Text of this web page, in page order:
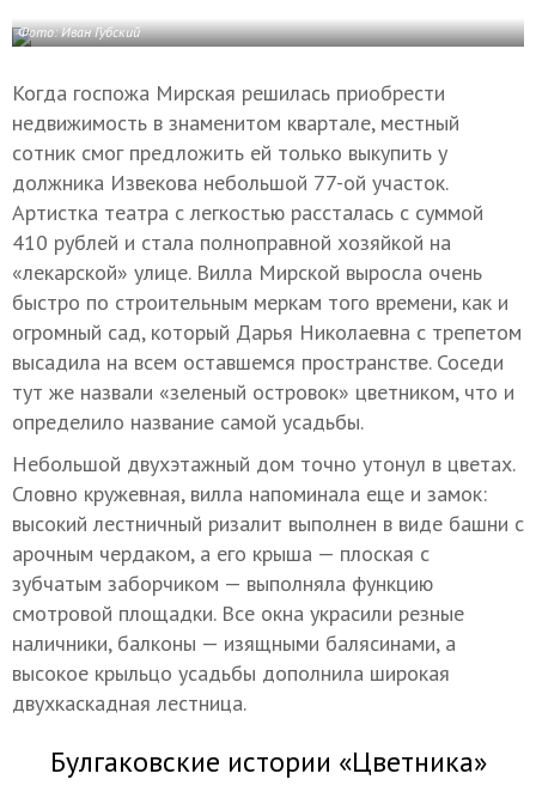
Фото: Иван Губский
Когда госпожа Мирская решилась приобрести
недвижимость в знаменитом квартале, местный
сотник смог предложить ей только выкупить у
должника Извекова небольшой 77-ой участок.
Артистка театра с легкостью рассталась с суммой
410 рублей и стала полноправной хозяйкой на
«лекарской» улице. Вилла Мирской выросла очень
быстро по строительным меркам того времени, как и
огромный сад, который Дарья Николаевна с трепетом
высадила на всем оставшемся пространстве. Соседи
тут же назвали «зеленый островок» цветником, что и
определило название самой усадьбы.
Небольшой двухэтажный дом точно утонул в цветах.
Словно кружевная, вилла напоминала еще и замок:
высокий лестничный ризалит выполнен в виде башни с
арочным чердаком, а его крыша — плоская с
зубчатым заборчиком — выполняла функцию
смотровой площадки. Все окна украсили резные
наличники, балконы — изящными балясинами, а
высокое крыльцо усадьбы дополнила широкая
двухкаскадная лестница.
Булгаковские истории «Цветника»